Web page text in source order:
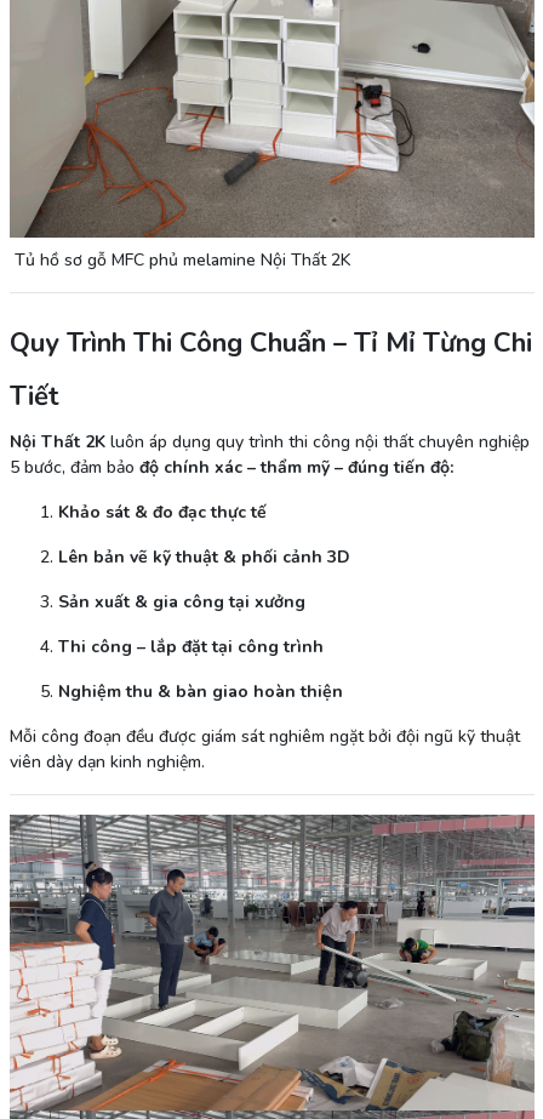
Tủ hồ sơ gỗ MFC phủ melamine Nội Thất 2K
Quy Trình Thi Công Chuẩn – Tỉ Mỉ Từng Chi
Tiết
Nội Thất 2Kluôn áp dụng quy trình thi công nội thất chuyên nghiệp
5 bước, đảm bảo độ chính xác – thẩm mỹ – đúng tiến độ:
Khảo sát & đo đạc thực tế
Lên bản vẽ kỹ thuật & phối cảnh 3D
Sản xuất & gia công tại xưởng
Thi công – lắp đặt tại công trình
Nghiệm thu & bàn giao hoàn thiện
Mỗi công đoạn đều được giám sát nghiêm ngặt bởi đội ngũ kỹ thuật
viên dày dạn kinh nghiệm.